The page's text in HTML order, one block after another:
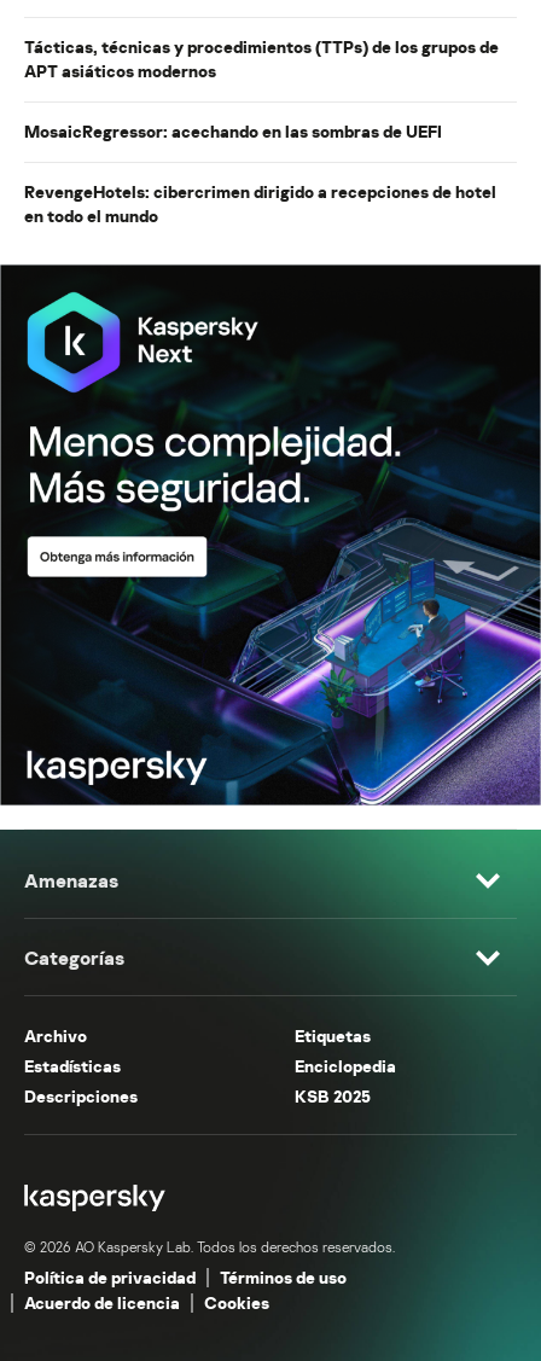
Tácticas, técnicas y procedimientos (TTPs) de los grupos de
APT asiáticos modernos
MosaicRegressor: acechando en las sombras de UEFI
RevengeHotels: cibercrimen dirigido a recepciones de hotel
en todo el mundo
Amenazas
Categorías
Archivo
Etiquetas
Estadísticas
Enciclopedia
Descripciones
KSB 2025
© 2026 AO Kaspersky Lab. Todos los derechos reservados.
Política de privacidad
Términos de uso
Acuerdo de licencia
Cookies